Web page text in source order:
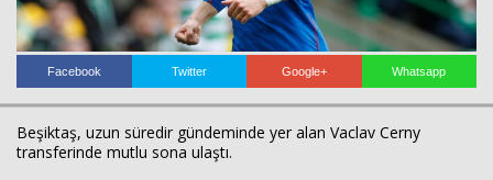
Facebook Twitter Google+ Whatsapp
Beşiktaş, uzun süredir gündeminde yer alan Vaclav Cerny
transferinde mutlu sona ulaştı.